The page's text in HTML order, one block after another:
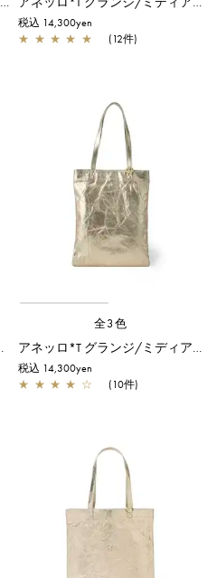
税込 14,300yen
★ ★ ★ ★ ★ (12件)
/シルバー
全3色
アネッロ*T グランジ/ミディアム/シャンパンゴールド
税込 14,300yen
★ ★ ★ ★ ☆ (10件)